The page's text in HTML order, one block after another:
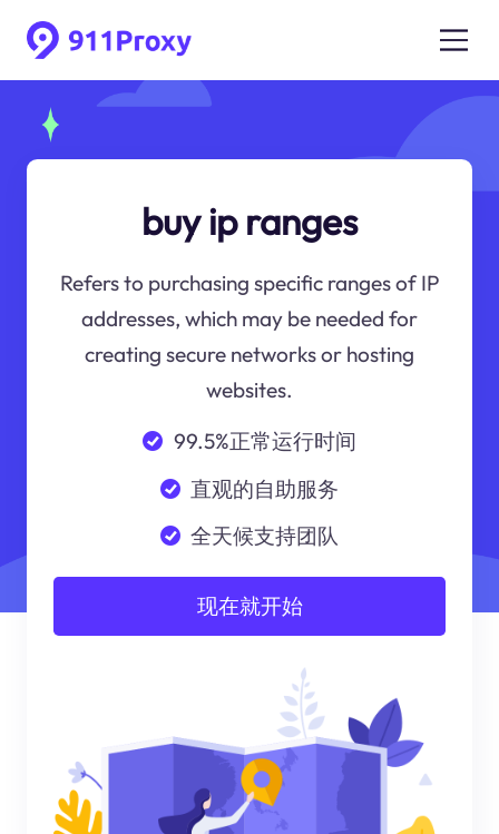
buy ip ranges
Refers to purchasing specific ranges of IP
addresses, which may be needed for
creating secure networks or hosting
websites.
99.5%正常运行时间
直观的自助服务
全天候支持团队
现在就开始